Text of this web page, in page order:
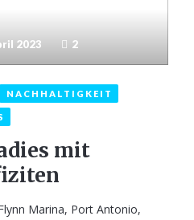
2023 2
NACHHALTIGKEIT
mit
Marina, Port Antonio,